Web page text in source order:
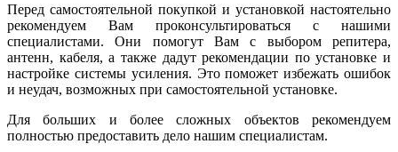
Перед самостоятельной покупкой и установкой настоятельно
рекомендуем Вам проконсультироваться с нашими
специалистами. Они помогут Вам с выбором репитера,
антенн, кабеля, а также дадут рекомендации по установке и
настройке системы усиления. Это поможет избежать ошибок
и неудач, возможных при самостоятельной установке.
Для больших и более сложных объектов рекомендуем
полностью предоставить дело нашим специалистам.